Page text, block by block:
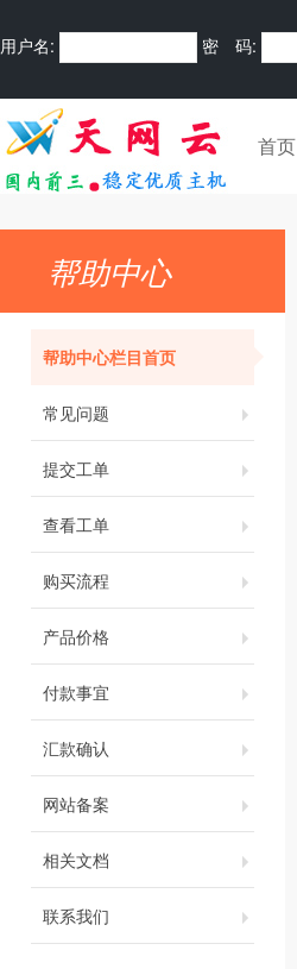
用户名: 密 码:
首页
帮助中心
帮助中心栏目首页
常见问题
提交工单
查看工单
购买流程
产品价格
付款事宜
汇款确认
网站备案
相关文档
联系我们